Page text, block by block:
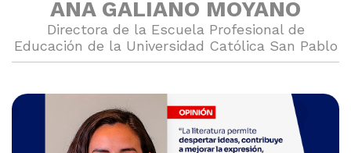
ANA GALIANO MOYANO
Directora de la Escuela Profesional de
Educación de la Universidad Católica San Pablo